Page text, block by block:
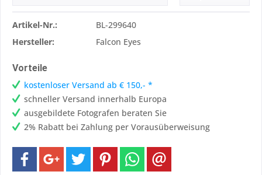
Artikel-Nr.:
BL-299640
Hersteller:
Falcon Eyes
Vorteile
kostenloser Versand ab € 150,- *
schneller Versand innerhalb Europa
ausgebildete Fotografen beraten Sie
2% Rabatt bei Zahlung per Vorausüberweisung